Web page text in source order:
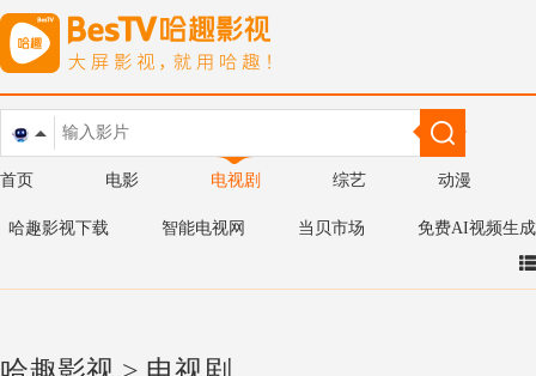
首页 电影 电视剧 综艺 动漫
哈趣影视下载 智能电视网 当贝市场 免费AI视频生成